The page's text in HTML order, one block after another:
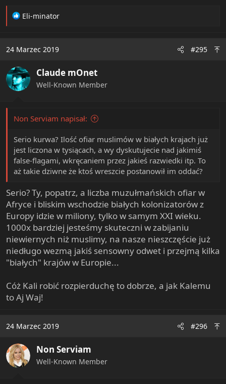
R
t
o
n
s
Eli-minator
24 Marzec 2019 #295
Claude mOnet
Well-Known Member
Non Serviam napisał:
Serio kurwa? Ilość ofiar muslimów w białych krajach już
jest liczona w tysiącach, a wy dyskutujecie nad jakimiś
false-flagami, wkręcaniem przez jakieś razwiedki itp. To
aż takie dziwne że ktoś wreszcie postanowił im oddać?
Serio? Ty, popatrz, a liczba muzułmańskich ofiar w
Afryce i bliskim wschodzie białych kolonizatorów z
Europy idzie w miliony, tylko w samym XXI wieku.
1000x bardziej jesteśmy skuteczni w zabijaniu
niewiernych niż muslimy, na nasze nieszczęście już
niedługo wezmą jakiś sensowny odwet i przejmą kilka
"białych" krajów w Europie...
Cóż Kali robić rozpierduchę to dobrze, a jak Kalemu
to Aj Waj!
24 Marzec 2019 #296
Non Serviam
Well-Known Member